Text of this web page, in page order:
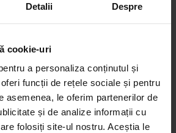
Detalii Despre
cookie-uri
a personaliza conținutul și
funcții de rețele sociale și pentru
asemenea, le oferim partenerilor de
și de analize informații cu
folosiți site-ul nostru. Aceștia le
o programare in
Dr. Leventer
sauBaneasa